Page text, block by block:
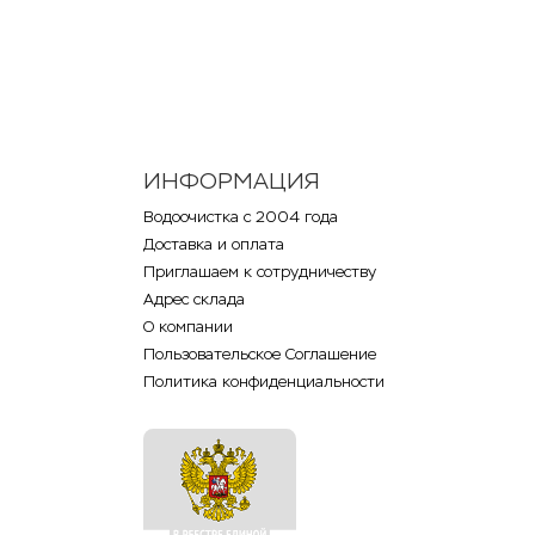
ИНФОРМАЦИЯ
Водоочистка с 2004 года
Доставка и оплата
Приглашаем к сотрудничеству
Адрес склада
О компании
Пользовательское Соглашение
Политика конфиденциальности